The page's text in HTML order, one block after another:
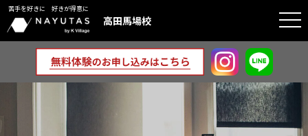
苦手を好きに 好きが得意に
高田馬場校